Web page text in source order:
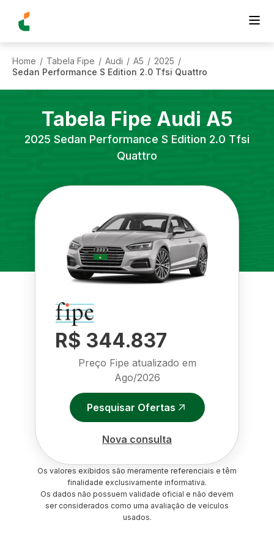
Home / Tabela Fipe / Audi / A5 / 2025 /
Sedan Performance S Edition 2.0 Tfsi Quattro
Tabela Fipe Audi A5
2025 Sedan Performance S Edition 2.0 Tfsi
Quattro
R$ 344.837
Preço Fipe atualizado em
Ago/2026
Pesquisar Ofertas
Nova consulta
Os valores exibidos são meramente referenciais e têm
finalidade exclusivamente informativa.
Os dados não possuem validade oficial e não devem
ser considerados como uma avaliação de veículos
usados.